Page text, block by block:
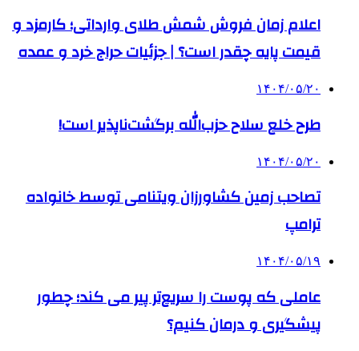
اعلام زمان فروش شمش طلای وارداتی؛ کارمزد و
قیمت پایه چقدر است؟ | جزئیات حراج خرد و عمده
۱۴۰۴/۰۵/۲۰
طرح خلع سلاح حزب‌الله برگشت‌ناپذیر است!
۱۴۰۴/۰۵/۲۰
تصاحب زمین کشاورزان ویتنامی توسط خانواده
ترامپ
۱۴۰۴/۰۵/۱۹
عاملی که پوست را سریع‌تر پیر می کند؛ چطور
پیشگیری و درمان کنیم؟